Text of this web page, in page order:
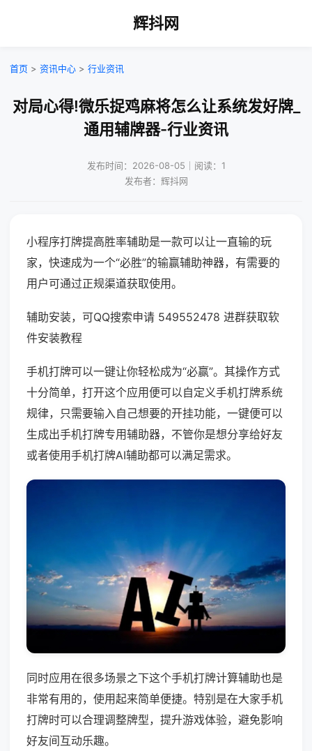
辉抖网
首页 > 资讯中心 > 行业资讯
对局心得!微乐捉鸡麻将怎么让系统发好牌_
通用辅牌器-行业资讯
发布时间：2026-08-05｜阅读：1
发布者：辉抖网
小程序打牌提高胜率辅助是一款可以让一直输的玩
家，快速成为一个“必胜”的输赢辅助神器，有需要的
用户可通过正规渠道获取使用。
辅助安装，可QQ搜索申请 549552478 进群获取软
件安装教程
手机打牌可以一键让你轻松成为“必赢”。其操作方式
十分简单，打开这个应用便可以自定义手机打牌系统
规律，只需要输入自己想要的开挂功能，一键便可以
生成出手机打牌专用辅助器，不管你是想分享给好友
或者使用手机打牌AI辅助都可以满足需求。
同时应用在很多场景之下这个手机打牌计算辅助也是
非常有用的，使用起来简单便捷。特别是在大家手机
打牌时可以合理调整牌型，提升游戏体验，避免影响
好友间互动乐趣。